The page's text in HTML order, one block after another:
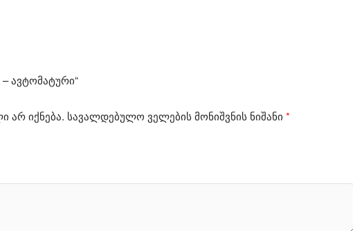
ავტომატური“
არ იქნება. სავალდებულო ველების მონიშვნის ნიშანი *